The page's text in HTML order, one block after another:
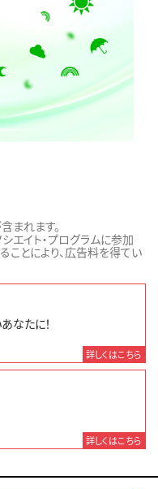
まれます。
エイト・プログラムに参加
ことにより、広告料を得てい
なたに！
詳しくはこちら
詳しくはこちら